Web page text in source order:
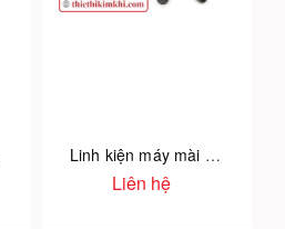
Linh kiện máy mài dây đai khí nén
Liên hệ